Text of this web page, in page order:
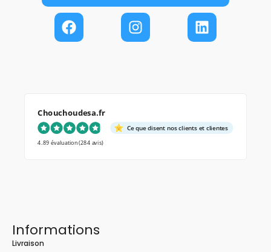
Chouchoudesa.fr
Ce que disent nos clients et clientes
4.89 évaluation(284 avis)
Informations
Livraison